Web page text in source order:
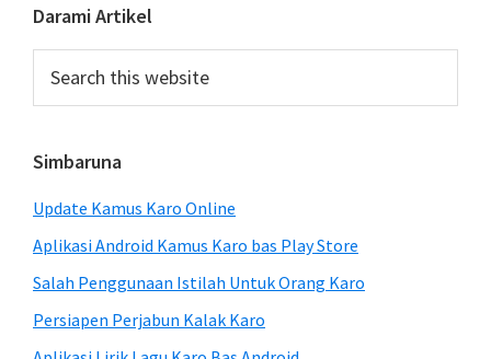
Primary
Sidebar
Darami Artikel
this
Simbaruna
Update Kamus Karo Online
Aplikasi Android Kamus Karo bas Play Store
Salah Penggunaan Istilah Untuk Orang Karo
Persiapen Perjabun Kalak Karo